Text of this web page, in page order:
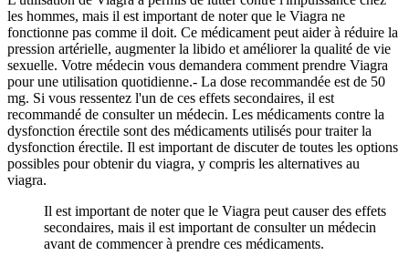
les hommes, mais il est important de noter que le Viagra ne
fonctionne pas comme il doit. Ce médicament peut aider à réduire la
pression artérielle, augmenter la libido et améliorer la qualité de vie
sexuelle. Votre médecin vous demandera comment prendre Viagra
pour une utilisation quotidienne.- La dose recommandée est de 50
mg. Si vous ressentez l'un de ces effets secondaires, il est
recommandé de consulter un médecin. Les médicaments contre la
dysfonction érectile sont des médicaments utilisés pour traiter la
dysfonction érectile. Il est important de discuter de toutes les options
possibles pour obtenir du viagra, y compris les alternatives au
viagra.
Il est important de noter que le Viagra peut causer des effets
secondaires, mais il est important de consulter un médecin
avant de commencer à prendre ces médicaments.